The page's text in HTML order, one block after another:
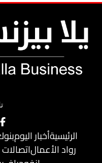
الرئيسيةأخبار اليوم
رواد الأعمال